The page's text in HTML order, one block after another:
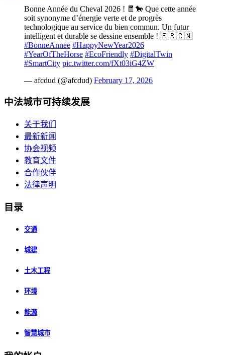
Bonne Année du Cheval 2026 ! 🧧🐎 Que cette année
soit synonyme d’énergie verte et de progrès
technologique au service du bien commun. Un futur
intelligent et durable se dessine ensemble ! 🇫🇷🇨🇳
#BonneAnnee #HappyNewYear2026
#YearOfTheHorse #EcoFriendly #DigitalTwin
#SmartCity pic.twitter.com/fXt03iG4ZW
— afcdud (@afcdud) February 17, 2026
中法城市可持续发展
关于我们
最新新闻
协会视频
教育文件
合作伙伴
法律声明
目录
交通
城建
土木工程
环境
能源
智慧城市